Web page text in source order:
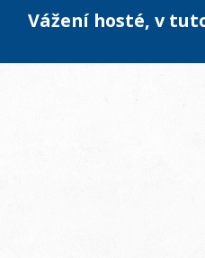
Vážení hosté, v